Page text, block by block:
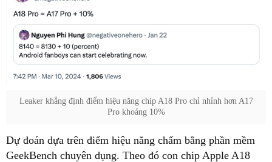
Leaker khẳng định điểm hiệu năng chip A18 Pro chỉ nhỉnh hơn A17
Pro khoảng 10%
Dự đoán dựa trên điểm hiệu năng chấm bằng phần mềm
GeekBench chuyên dụng. Theo đó con chip Apple A18